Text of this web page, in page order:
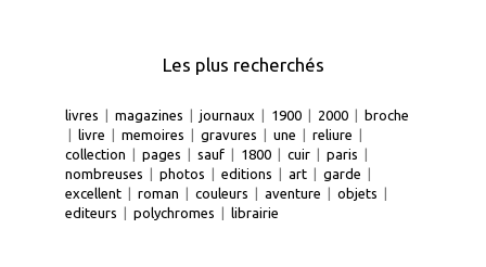
Les plus recherchés
livres | magazines | journaux | 1900 | 2000 | broche
| livre | memoires | gravures | une | reliure |
collection | pages | sauf | 1800 | cuir | paris |
nombreuses | photos | editions | art | garde |
excellent | roman | couleurs | aventure | objets |
editeurs | polychromes | librairie